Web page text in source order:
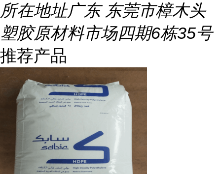
所在地址广东 东莞市樟木头
塑胶原材料市场四期6栋35号
推荐产品